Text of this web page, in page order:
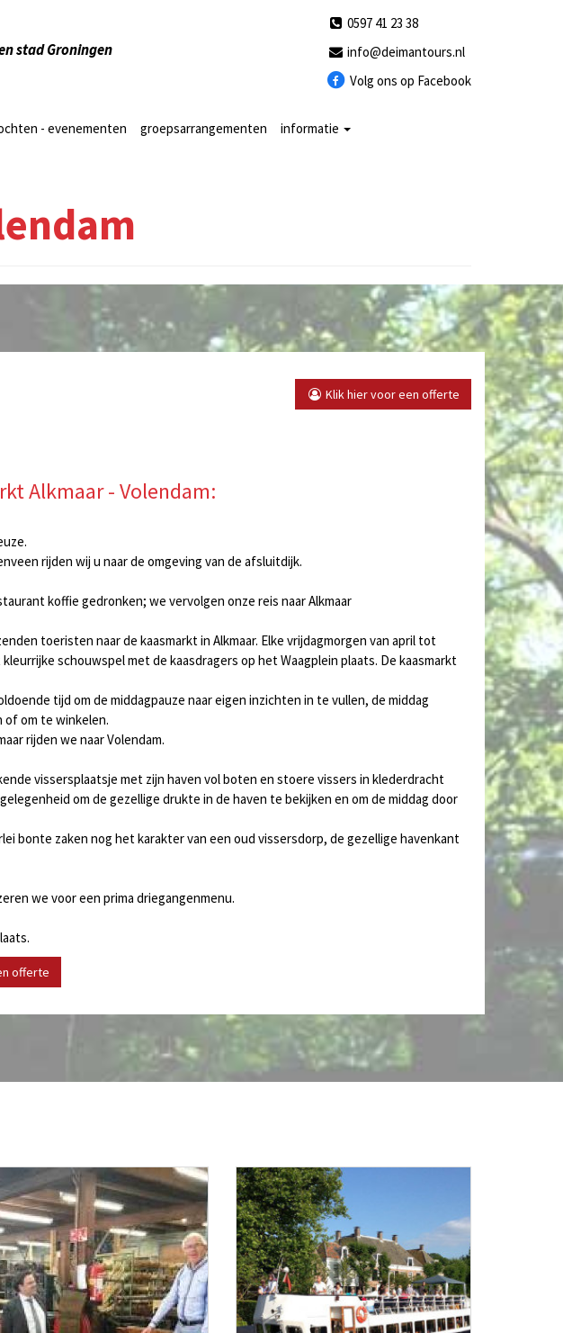
stad Groningen
0597 41 23 38
info@deimantours.nl
Volg ons op Facebook
- evenementen groepsarrangementen informatie
Klik hier voor een offerte
Alkmaar - Volendam:
rijden wij u naar de omgeving van de afsluitdijk.
koffie gedronken; we vervolgen onze reis naar Alkmaar
toeristen naar de kaasmarkt in Alkmaar. Elke vrijdagmorgen van april tot
schouwspel met de kaasdragers op het Waagplein plaats. De kaasmarkt
tijd om de middagpauze naar eigen inzichten in te vullen, de middag
of om te winkelen.
rijden we naar Volendam.
vissersplaatsje met zijn haven vol boten en stoere vissers in klederdracht
om de gezellige drukte in de haven te bekijken en om de middag door
bonte zaken nog het karakter van een oud vissersdorp, de gezellige havenkant
we voor een prima driegangenmenu.
offerte